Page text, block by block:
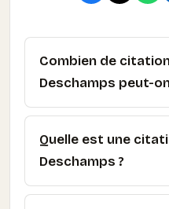
Combien de
Deschamps peut-
Quelle est une
Deschamps ?